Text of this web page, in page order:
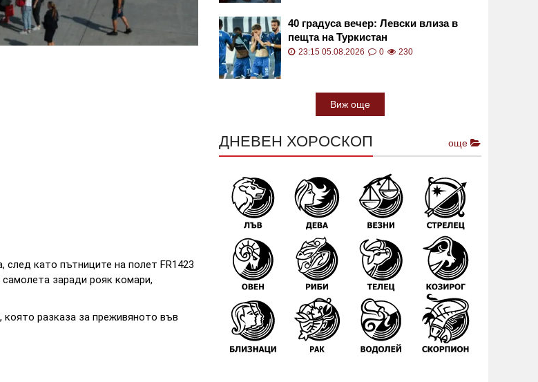
като пътниците на полет FR1423
самолета заради рояк комари,
разказа за преживяното във
40 градуса вечер: Левски влиза в
пещта на Туркистан
23:15 05.08.2026 0 230
Виж още
ДНЕВЕН ХОРОСКОП още